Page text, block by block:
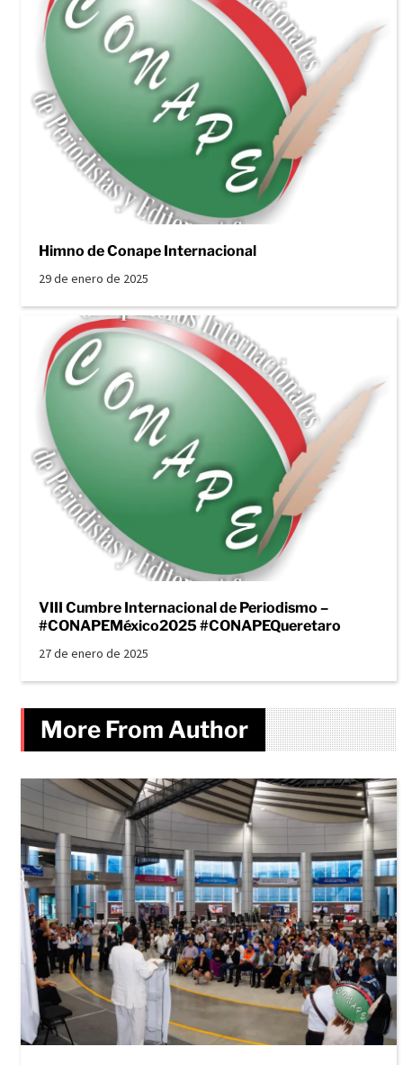
Himno de Conape Internacional
29 de enero de 2025
VIII Cumbre Internacional de Periodismo –
#CONAPEMéxico2025 #CONAPEQueretaro
27 de enero de 2025
More From Author